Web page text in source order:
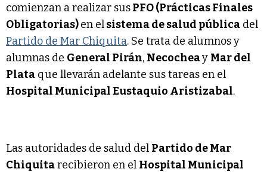
comienzan a realizar susPFO (Prácticas Finales
Obligatorias)en elsistema de salud pública del
Partido de Mar Chiquita. Se trata de alumnos y
alumnas de General Pirán, Necocheay Mar del
Plata que llevarán adelante sus tareas en el
Hospital Municipal Eustaquio Aristizabal.
Las autoridades de salud del Partido de Mar
Chiquitarecibieron en el Hospital Municipal